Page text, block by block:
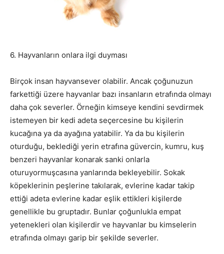
6. Hayvanların onlara ilgi duyması
Birçok insan hayvansever olabilir. Ancak çoğunuzun
farkettiği üzere hayvanlar bazı insanların etrafında olmayı
daha çok severler. Örneğin kimseye kendini sevdirmek
istemeyen bir kedi adeta seçercesine bu kişilerin
kucağına ya da ayağına yatabilir. Ya da bu kişilerin
oturduğu, beklediği yerin etrafına güvercin, kumru, kuş
benzeri hayvanlar konarak sanki onlarla
oturuyormuşcasına yanlarında bekleyebilir. Sokak
köpeklerinin peşlerine takılarak, evlerine kadar takip
ettiği adeta evlerine kadar eşlik ettikleri kişilerde
genellikle bu gruptadır. Bunlar çoğunlukla empat
yetenekleri olan kişilerdir ve hayvanlar bu kimselerin
etrafında olmayı garip bir şekilde severler.